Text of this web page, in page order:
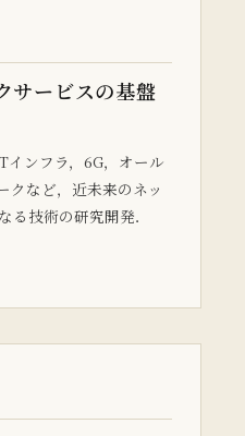
サービスの基盤
ンフラ，6G，オール
クなど，近未来のネッ
る技術の研究開発．